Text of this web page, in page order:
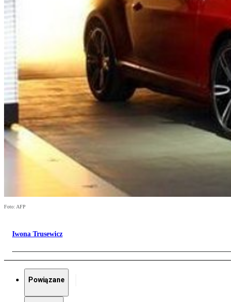
Foto: AFP
Iwona Trusewicz
Powiązane